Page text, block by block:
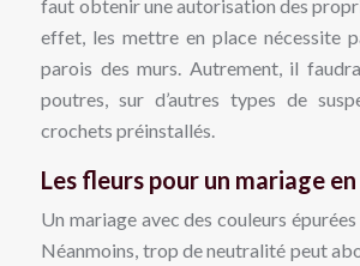
faut obtenir une autorisation des
effet, les mettre en place nécessite
parois des murs. Autrement, il
poutres, sur d’autres types de
crochets préinstallés.
Les fleurs pour un mariage
Un mariage avec des couleurs
Néanmoins, trop de neutralité peut